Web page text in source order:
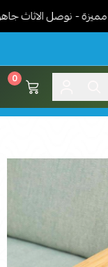
- نوصل الاثاث جاهز
0